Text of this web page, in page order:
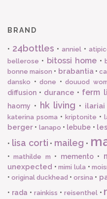
BRAND
• 24bottles • anniel•
bellerose • bitossi home •
bonne maison • brabantia•
dansko • done • douuod
diffusion • durance • ferm
haomy • hk living • ilariai
katerina psoma • kriptonite •
berger • lanapo • lebube •
• lisa corti • maileg •
•mathilde m • memento•
unexpected •mimi lula •
•original duckhead •orsina •
• rada • rainkiss • reisenthel•